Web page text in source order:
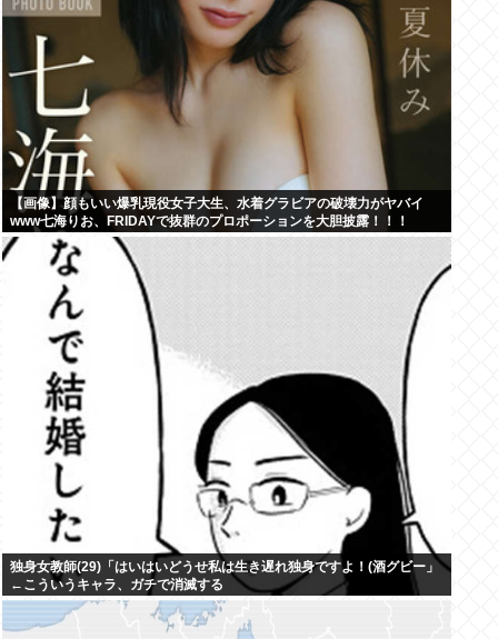
【画像】顔もいい爆乳現役女子大生、水着グラビアの破壊力がヤバイ
www七海りお、FRIDAYで抜群のプロポーションを大胆披露！！！
独身女教師(29)「はいはいどうせ私は生き遅れ独身ですよ！(酒グビー」
←こういうキャラ、ガチで消滅する